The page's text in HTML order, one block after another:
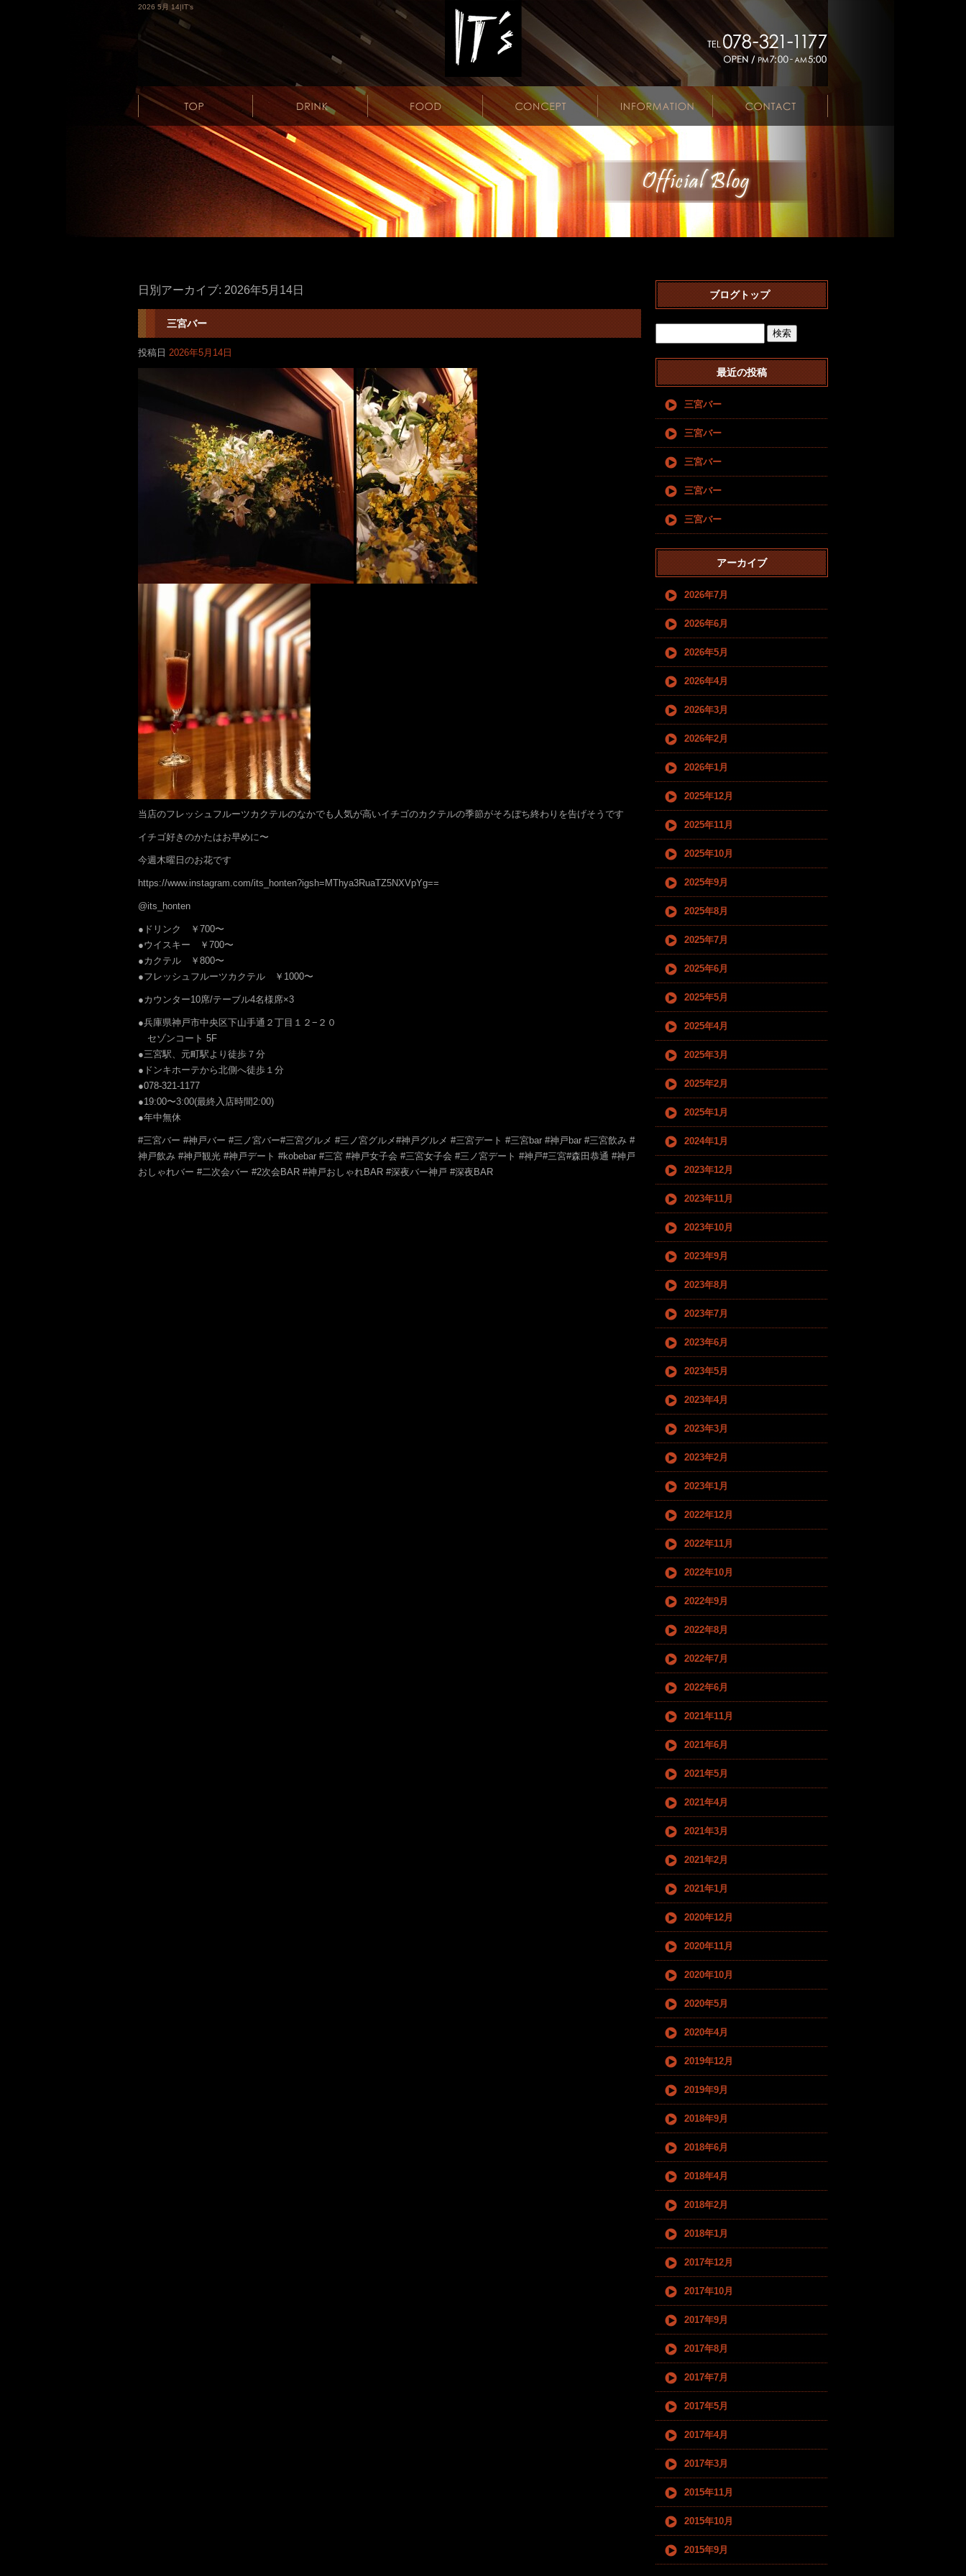
2026 5月 14|IT‘s
日別アーカイブ: 2026年5月14日
三宮バー
投稿日 2026年5月14日
当店のフレッシュフルーツカクテルのなかでも人気が高いイチゴのカクテルの季節がそろぼち終わりを告げそうです
イチゴ好きのかたはお早めに〜
今週木曜日のお花です
https://www.instagram.com/its_honten?igsh=MThya3RuaTZ5NXVpYg==
@its_honten
●ドリンク ￥700〜
●ウイスキー ￥700〜
●カクテル ￥800〜
●フレッシュフルーツカクテル ￥1000〜
●カウンター10席/テーブル4名様席×3
●兵庫県神戸市中央区下山手通２丁目１２−２０
セゾンコート 5F
●三宮駅、元町駅より徒歩７分
●ドンキホーテから北側へ徒歩１分
●078-321-1177
●19:00〜3:00(最終入店時間2:00)
●年中無休
#三宮バー #神戸バー #三ノ宮バー#三宮グルメ #三ノ宮グルメ#神戸グルメ #三宮デート #三宮bar #神戸bar #三宮飲み #
神戸飲み #神戸観光 #神戸デート #kobebar #三宮 #神戸女子会 #三宮女子会 #三ノ宮デート #神戸#三宮#森田恭通 #神戸
おしゃれバー #二次会バー #2次会BAR #神戸おしゃれBAR #深夜バー神戸 #深夜BAR
ブログトップ
最近の投稿
三宮バー
三宮バー
三宮バー
三宮バー
三宮バー
アーカイブ
2026年7月
2026年6月
2026年5月
2026年4月
2026年3月
2026年2月
2026年1月
2025年12月
2025年11月
2025年10月
2025年9月
2025年8月
2025年7月
2025年6月
2025年5月
2025年4月
2025年3月
2025年2月
2025年1月
2024年1月
2023年12月
2023年11月
2023年10月
2023年9月
2023年8月
2023年7月
2023年6月
2023年5月
2023年4月
2023年3月
2023年2月
2023年1月
2022年12月
2022年11月
2022年10月
2022年9月
2022年8月
2022年7月
2022年6月
2021年11月
2021年6月
2021年5月
2021年4月
2021年3月
2021年2月
2021年1月
2020年12月
2020年11月
2020年10月
2020年5月
2020年4月
2019年12月
2019年9月
2018年9月
2018年6月
2018年4月
2018年2月
2018年1月
2017年12月
2017年10月
2017年9月
2017年8月
2017年7月
2017年5月
2017年4月
2017年3月
2015年11月
2015年10月
2015年9月